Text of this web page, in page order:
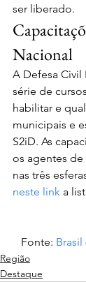
ser liberado.
Nacional
A Defesa
série de
habilitar e
municipais e
S2iD. As
os agentes de
nas três
neste link a
   Fonte:
Brasil
Região
Destaque